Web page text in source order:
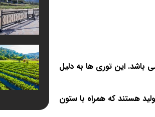
این توری ها به دلیل
سانتی متر و 3*5 سانتی متر قابل تولید هستند که همراه با ستون